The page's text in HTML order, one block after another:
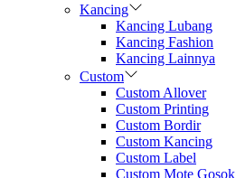
Kancing
Kancing Lubang
Kancing Fashion
Kancing Lainnya
Custom
Custom Allover
Custom Printing
Custom Bordir
Custom Kancing
Custom Label
Custom Mote Gosok